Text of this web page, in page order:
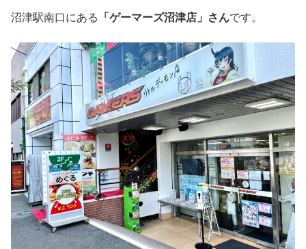
沼津駅南口にある 「ゲーマーズ沼津店」さんです。